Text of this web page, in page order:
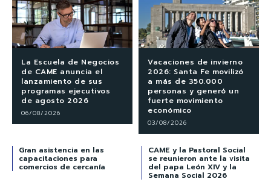
La Escuela de Negocios
de CAME anuncia el
lanzamiento de sus
programas ejecutivos
de agosto 2026
06/08/2026
Vacaciones de invierno
2026: Santa Fe movilizó
a más de 350.000
personas y generó un
fuerte movimiento
económico
03/08/2026
Gran asistencia en las
capacitaciones para
comercios de cercanía
CAME y la Pastoral Social
se reunieron ante la visita
del papa León XIV y la
Semana Social 2026